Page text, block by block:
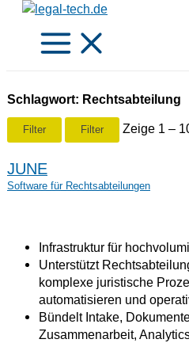
Zum
springen
Schlagwort: Rechtsabteilung
Filter Filter Zeige 1 –
JUNE
Software für Rechtsabteilungen
Infrastruktur für
Unterstützt
komplexe juristische
automatisieren und
Bündelt Intake,
Zusammenarbeit,